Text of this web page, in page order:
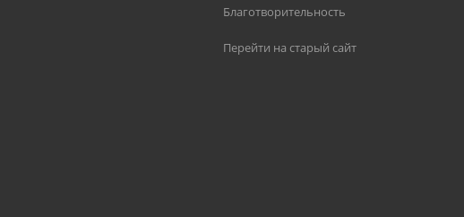
Благотворительность
Перейти на старый сайт